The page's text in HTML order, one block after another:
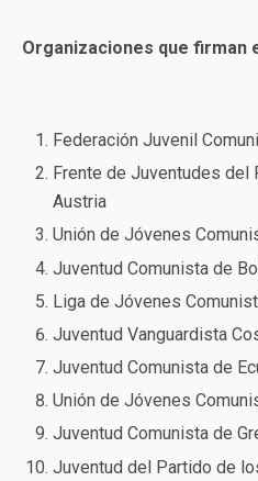
Organizaciones que firman
Federación Juvenil
Frente de Juventudes del
Austria
Unión de Jóvenes
Juventud Comunista de
Liga de Jóvenes
Juventud Vanguardista
Juventud Comunista de
Unión de Jóvenes
Juventud Comunista de
Juventud del Partido de